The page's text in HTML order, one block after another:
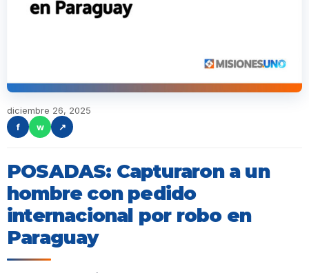
diciembre 26, 2025
f
w ↗
POSADAS: Capturaron a un
hombre con pedido
internacional por robo en
Paraguay